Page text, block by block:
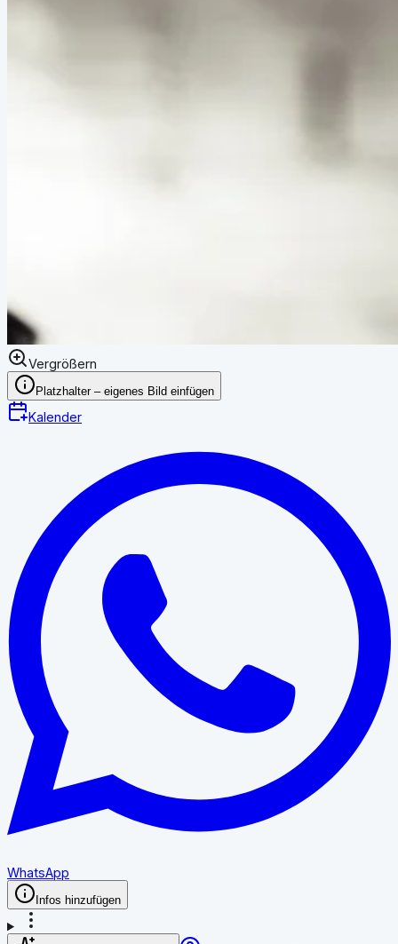
Vergrößern
Platzhalter – eigenes Bild einfügen
Kalender
WhatsApp
Infos hinzufügen